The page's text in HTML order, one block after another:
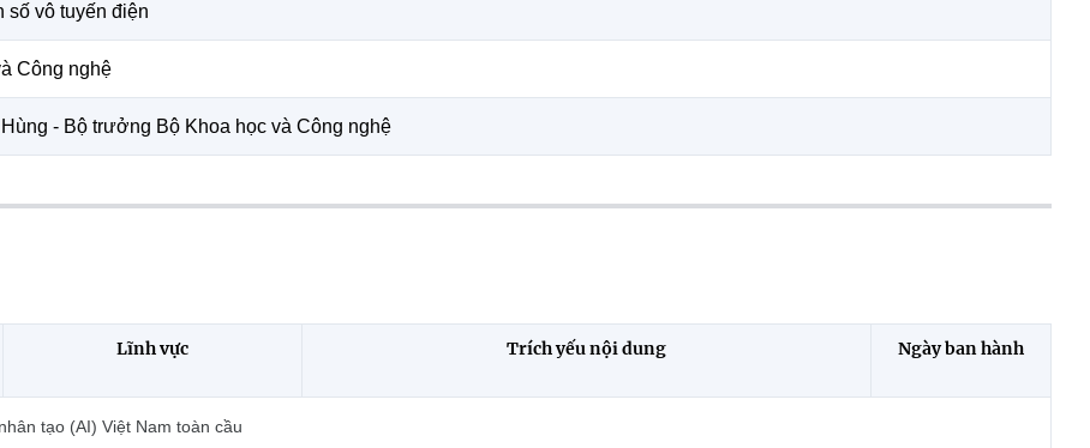
số vô tuyến điện
Công nghệ
- Bộ trưởng Bộ Khoa học và Công nghệ
Lĩnh vực Trích yếu nội dung Ngày ban hành
tạo (AI) Việt Nam toàn cầu